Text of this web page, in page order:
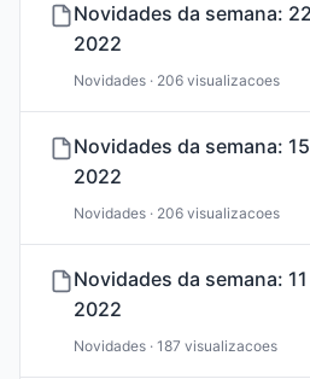
Novidades da semana:
2022
Novidades · 206 visualizacoes
Novidades da semana:
2022
Novidades · 206 visualizacoes
Novidades da semana:
2022
Novidades · 187 visualizacoes